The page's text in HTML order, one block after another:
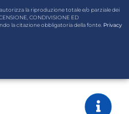
la riproduzione totale e/o parziale dei
CONDIVISIONE ED
la citazione obbligatoria della fonte. Privacy